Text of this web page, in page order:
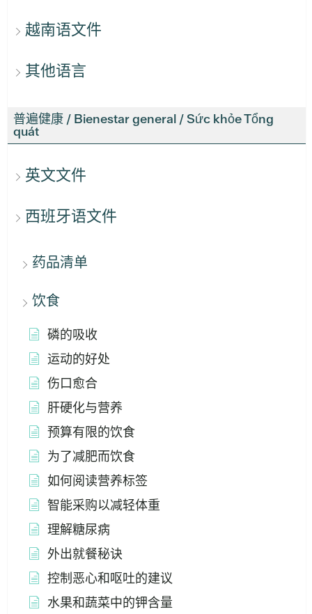
越南语文件
其他语言
普遍健康 / Bienestar general / Sức khỏe Tổng
quát
英文文件
西班牙语文件
药品清单
饮食
磷的吸收
运动的好处
伤口愈合
肝硬化与营养
预算有限的饮食
为了减肥而饮食
如何阅读营养标签
智能采购以减轻体重
理解糖尿病
外出就餐秘诀
控制恶心和呕吐的建议
水果和蔬菜中的钾含量